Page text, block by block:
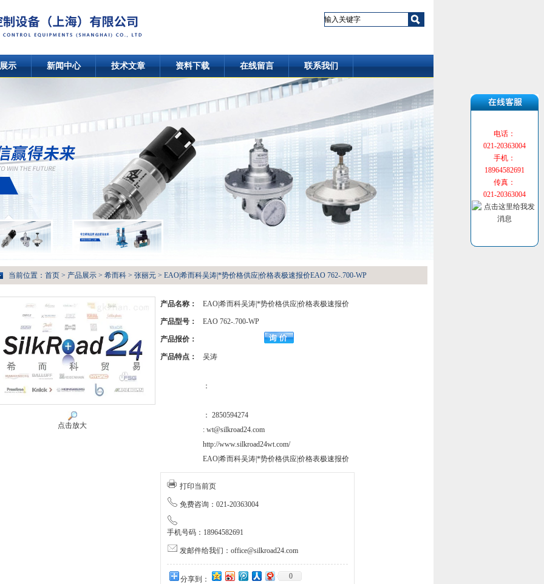
示 新闻中心 技术文章 资料下载 在线留言 联系我们
当前位置： 首页 > 产品展示 > 希而科 > 张丽元 > EAO|希而科吴涛|*势价格供应|价格表极速报价EAO 762-.700-WP
点击放大
产品名称： EAO|希而科吴涛|*势价格供应|价格表极速报价
产品型号： EAO 762-.700-WP
产品报价：
产品特点： 吴涛
：
： 2850594274
: wt@silkroad24.com
http://www.silkroad24wt.com/
EAO|希而科吴涛|*势价格供应|价格表极速报价
打印当前页
免费咨询：021-20363004
手机号码：18964582691
发邮件给我们：office@silkroad24.com
分享到： 0
电话：
021-20363004
手机：
18964582691
传真：
021-20363004